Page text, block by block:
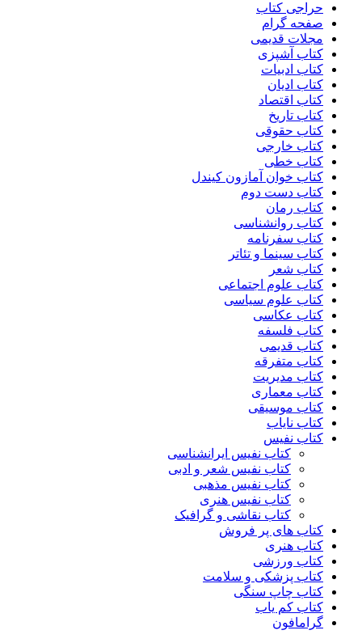
حراجی کتاب
صفحه گرام
مجلات قدیمی
کتاب آشپزی
کتاب ادبیات
کتاب ادیان
کتاب اقتصاد
کتاب تاریخ
کتاب حقوقی
کتاب خارجی
کتاب خطی
کتاب خوان آمازون کیندل
کتاب دست دوم
کتاب رمان
کتاب روانشناسی
کتاب سفرنامه
کتاب سینما و تئاتر
کتاب شعر
کتاب علوم اجتماعی
کتاب علوم سیاسی
کتاب عکاسی
کتاب فلسفه
کتاب قدیمی
کتاب متفرقه
کتاب مدیریت
کتاب معماری
کتاب موسیقی
کتاب نایاب
کتاب نفیس
کتاب نفیس ایرانشناسی
کتاب نفیس شعر و ادبی
کتاب نفیس مذهبی
کتاب نفیس هنری
کتاب نقاشی و گرافیک
کتاب های پر فروش
کتاب هنری
کتاب ورزشی
کتاب پزشکی و سلامت
کتاب چاپ سنگی
کتاب کم یاب
گرامافون